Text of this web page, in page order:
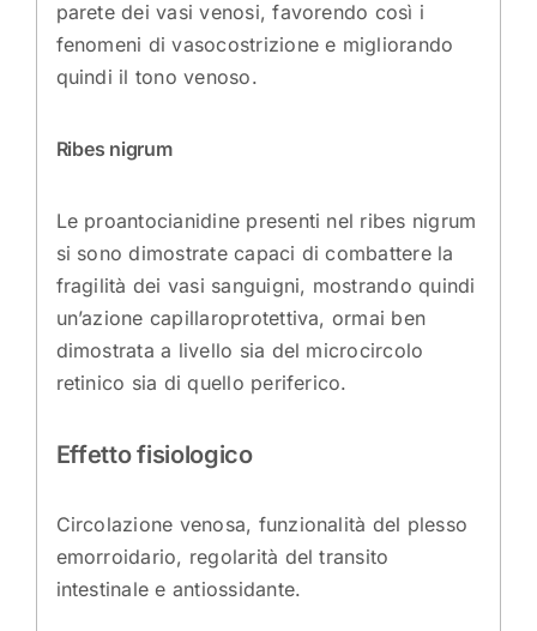
parete dei vasi venosi, favorendo così i
fenomeni di vasocostrizione e migliorando
quindi il tono venoso.
Ribes nigrum
Le proantocianidine presenti nel ribes nigrum
si sono dimostrate capaci di combattere la
fragilità dei vasi sanguigni, mostrando quindi
un’azione capillaroprotettiva, ormai ben
dimostrata a livello sia del microcircolo
retinico sia di quello periferico.
Effetto fisiologico
Circolazione venosa, funzionalità del plesso
emorroidario, regolarità del transito
intestinale e antiossidante.